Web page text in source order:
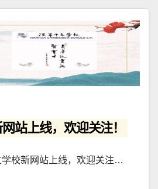
站上线，欢迎关注！
校新网站上线，欢迎关注…